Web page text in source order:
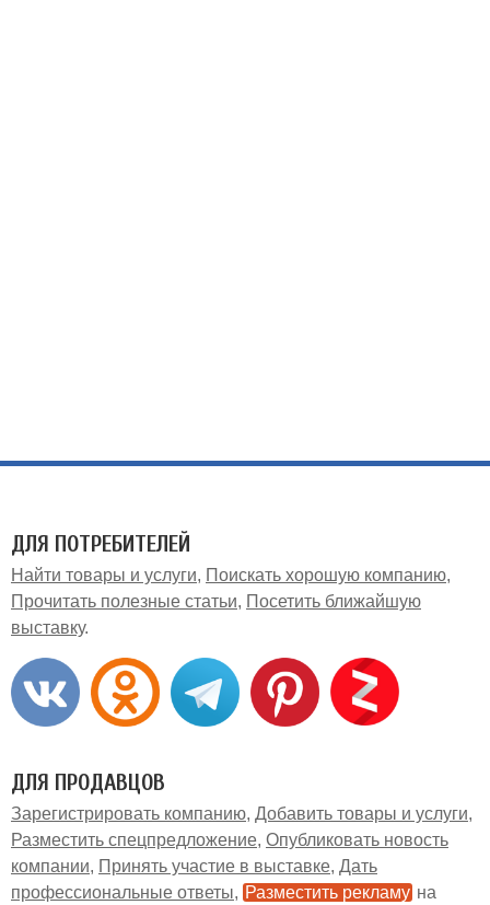
ДЛЯ ПОТРЕБИТЕЛЕЙ
Найти товары и услуги
Поискать хорошую компанию
Прочитать полезные статьи
Посетить ближайшую
выставку
ДЛЯ ПРОДАВЦОВ
Зарегистрировать компанию Добавить товары и услуги
Разместить спецпредложение Опубликовать новость
компании
Принять участие в выставке Дать
профессиональные ответы
Разместить рекламу на